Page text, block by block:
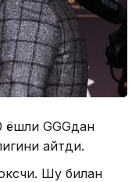
ёшли GGGдан
айтди.
Шу билан